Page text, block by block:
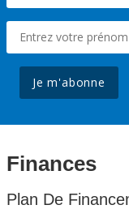
Je m'abonne
Finances
Plan De